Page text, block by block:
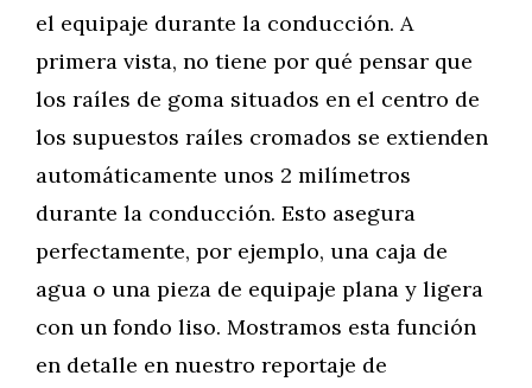
el equipaje durante la conducción. A
primera vista, no tiene por qué pensar que
los raíles de goma situados en el centro de
los supuestos raíles cromados se extienden
automáticamente unos 2 milímetros
durante la conducción. Esto asegura
perfectamente, por ejemplo, una caja de
agua o una pieza de equipaje plana y ligera
con un fondo liso. Mostramos esta función
en detalle en nuestro reportaje de